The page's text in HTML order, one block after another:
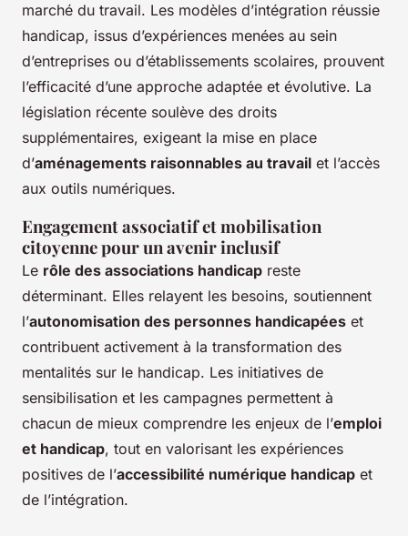
marché du travail. Les modèles d’intégration réussie
handicap, issus d’expériences menées au sein
d’entreprises ou d’établissements scolaires, prouvent
l’efficacité d’une approche adaptée et évolutive. La
législation récente soulève des droits
supplémentaires, exigeant la mise en place
d’aménagements raisonnables au travail et l’accès
aux outils numériques.
Engagement associatif et mobilisation
citoyenne pour un avenir inclusif
Le rôle des associations handicap reste
déterminant. Elles relayent les besoins, soutiennent
l’autonomisation des personnes handicapées et
contribuent activement à la transformation des
mentalités sur le handicap. Les initiatives de
sensibilisation et les campagnes permettent à
chacun de mieux comprendre les enjeux de l’emploi
et handicap, tout en valorisant les expériences
positives de l’accessibilité numérique handicap et
de l’intégration.